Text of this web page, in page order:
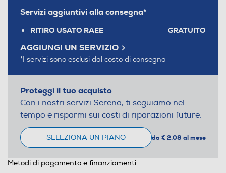
Servizi aggiuntivi alla consegna*
RITIRO USATO RAEE GRATUITO
AGGIUNGI UN SERVIZIO
*I servizi sono esclusi dal costo di consegna
Proteggi il tuo acquisto
Con i nostri servizi Serena, ti seguiamo nel
tempo e risparmi sui costi di riparazioni future.
SELEZIONA UN PIANO da € 2,08 al mese
Metodi di pagamento e finanziamenti